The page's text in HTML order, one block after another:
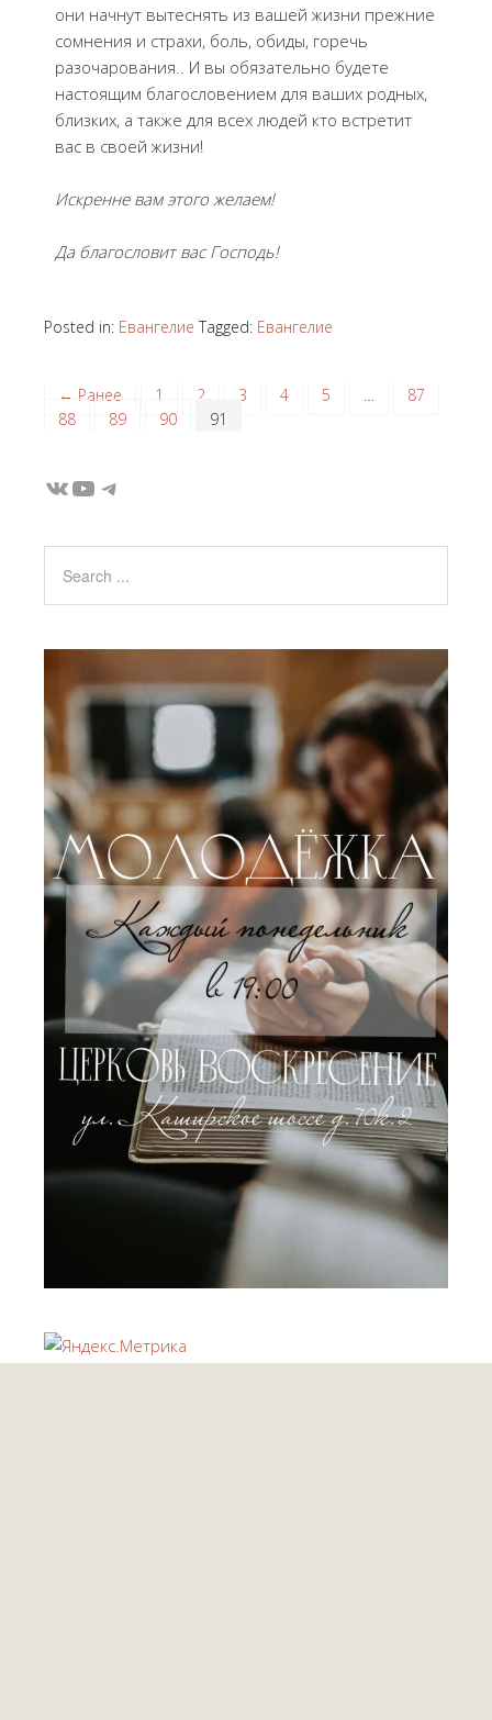
они начнут вытеснять из вашей жизни прежние
сомнения и страхи, боль, обиды, горечь
разочарования.. И вы обязательно будете
настоящим благословением для ваших родных,
близких, а также для всех людей кто встретит
вас в своей жизни!
Искренне вам этого желаем!
Да благословит вас Господь!
Posted in: Евангелие Tagged: Евангелие
← Ранее 1 2 3 4 5 …
87
88
89 90 91